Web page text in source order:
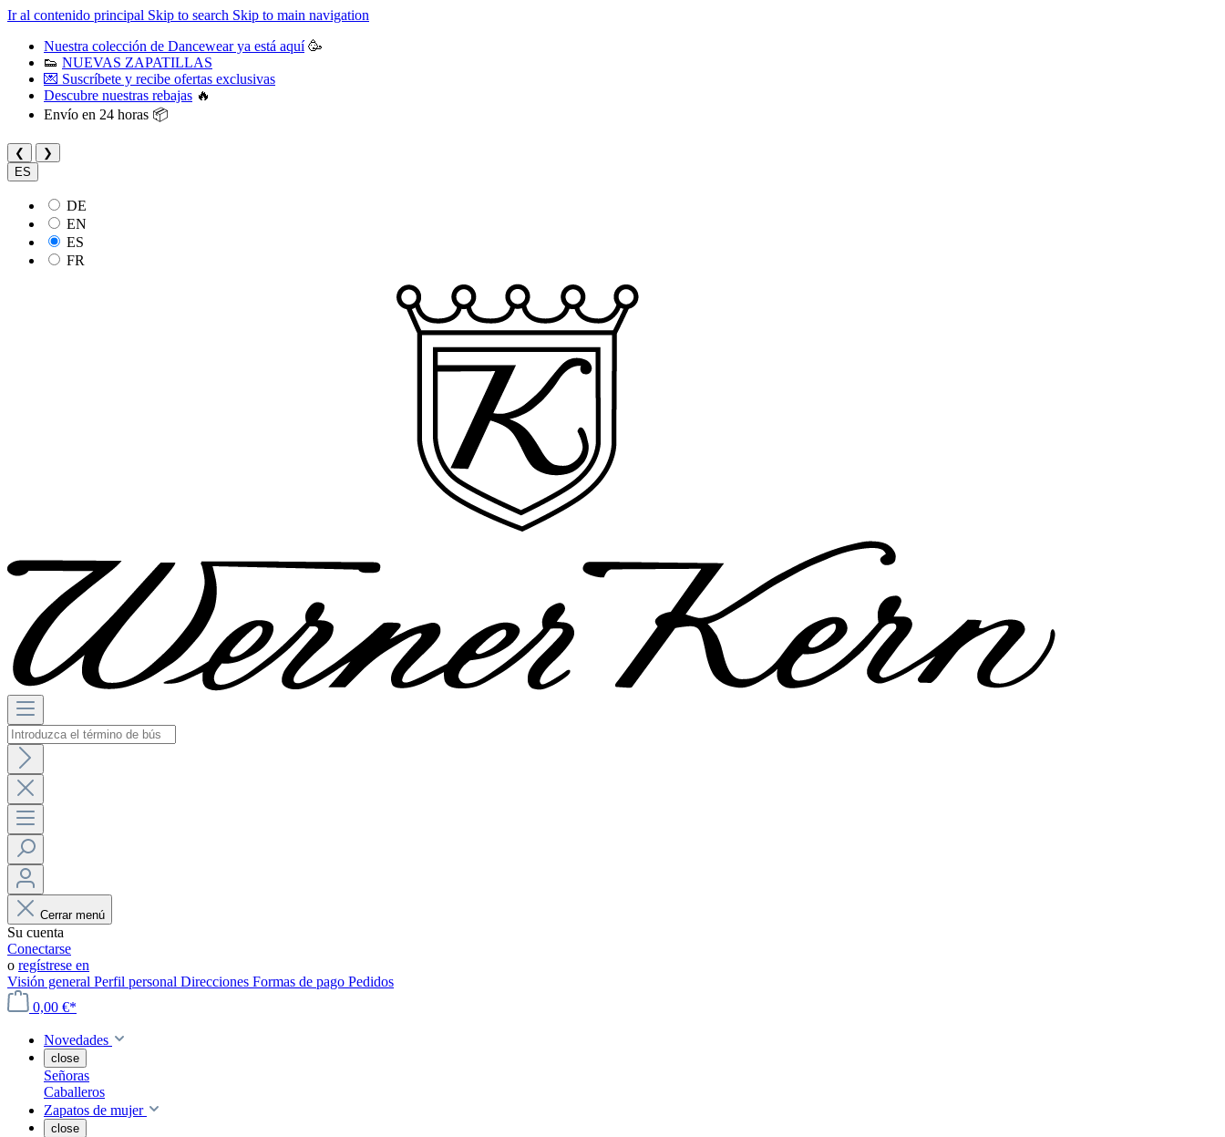
Ir al contenido principal Skip to search Skip to main navigation
Nuestra colección de Dancewear ya está aquí🥳
👟 NUEVAS ZAPATILLAS
💌 Suscríbete y recibe ofertas exclusivas
Descubre nuestras rebajas 🔥
Envío en 24 horas 📦
❮
❯
ES
DE
EN
ES
FR
Cerrar menú
Su cuenta
Conectarse
o regístrese en
Visión general Perfil personal Direcciones Formas de pago Pedidos
0,00 €*
Novedades
close
Señoras
Caballeros
Zapatos de mujer
close